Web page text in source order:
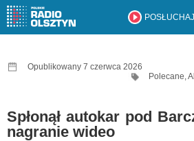
POSŁUCHAJ
Opublikowany 7 czerwca 2026
Polecane,
Spłonął autokar pod
nagranie wideo